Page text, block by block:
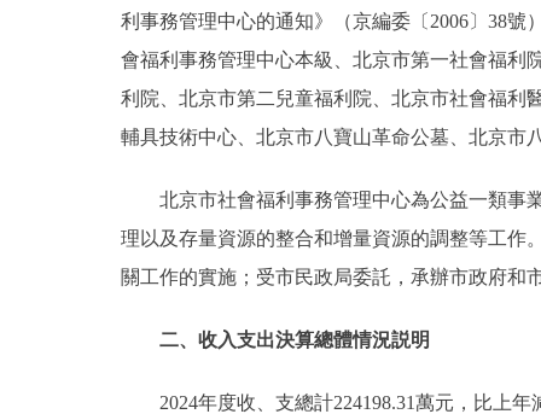
利事務管理中心的通知》（京編委〔2006〕38
會福利事務管理中心本級、北京市第一社會福利
利院、北京市第二兒童福利院、北京市社會福利
輔具技術中心、北京市八寶山革命公墓、北京市
北京市社會福利事務管理中心為公益一類事
理以及存量資源的整合和增量資源的調整等工作
關工作的實施；受市民政局委託，承辦市政府和
二、收入支出決算總體情況説明
2024年度收、支總計224198.31萬元，比上年